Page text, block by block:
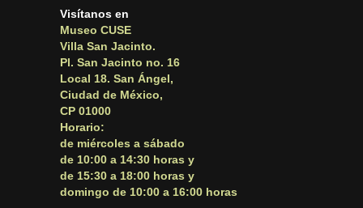
Visítanos en
Museo CUSE
Villa San Jacinto.
Pl. San Jacinto no. 16
Local 18. San Ángel,
Ciudad de México,
CP 01000
Horario:
de miércoles a sábado
de 10:00 a 14:30 horas y
de 15:30 a 18:00 horas y
domingo de 10:00 a 16:00 horas